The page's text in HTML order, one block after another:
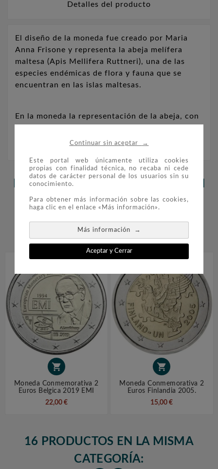
Continuar sin aceptar →
Este portal web únicamente utiliza cookies
propias con finalidad técnica, no recaba ni cede
datos de carácter personal de los usuarios sin su
conocimiento.
Para obtener más información sobre las cookies,
haga clic en el enlace «Más información».
Más información →
Aceptar y Cerrar
Detalles del producto
El diseño de la moneda fue creado por Maria
Anna Frisone y representa la abeja melífera
maltesa (Apis Mellifera Ruttneri), una de las
especies endémicas de flora y fauna que se
encuentran en las islas maltesas.
En la moneda la representación de la abeja, con
LOS CLIENTES QUE ADQUIRIERON
ESTE PRODUCTO TAMBIÉN
COMPRARON:
 

Moneda Conmemorativa 2
Euros Belgica 2019 EMI
22,00 €

Moneda Conmemorativa 2
Euros Finlandia 2005.
15,00 €
16 PRODUCTOS EN LA MISMA
CATEGORÍA: